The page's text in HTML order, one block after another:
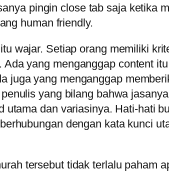
pingin close tab saja ketika
human friendly.
wajar. Setiap orang memiliki
yang menganggap content
juga yang menganggap
yang bilang bahwa
utama dan variasinya. Hati-hati
dengan kata kunci
tersebut tidak terlalu paham